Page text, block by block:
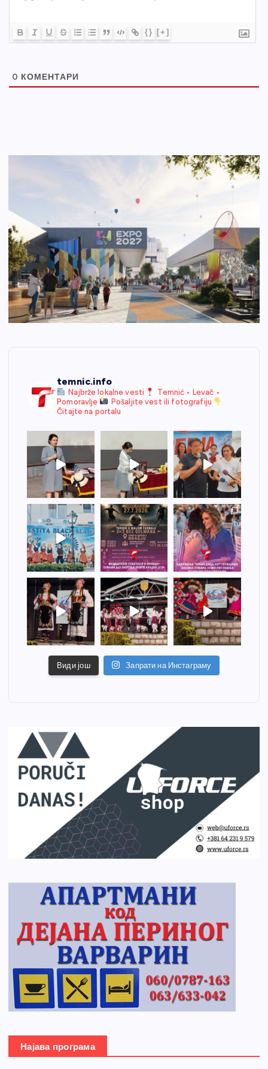
{} [+]
0 КОМЕНТАРИ
temnic.info
Najbrže lokalne vesti
Temnić • Levač •
Pomoravlje
Pošaljite vest ili fotografiju
Čitajte na portalu
Види још Запрати на Инстаграму
Најава програма